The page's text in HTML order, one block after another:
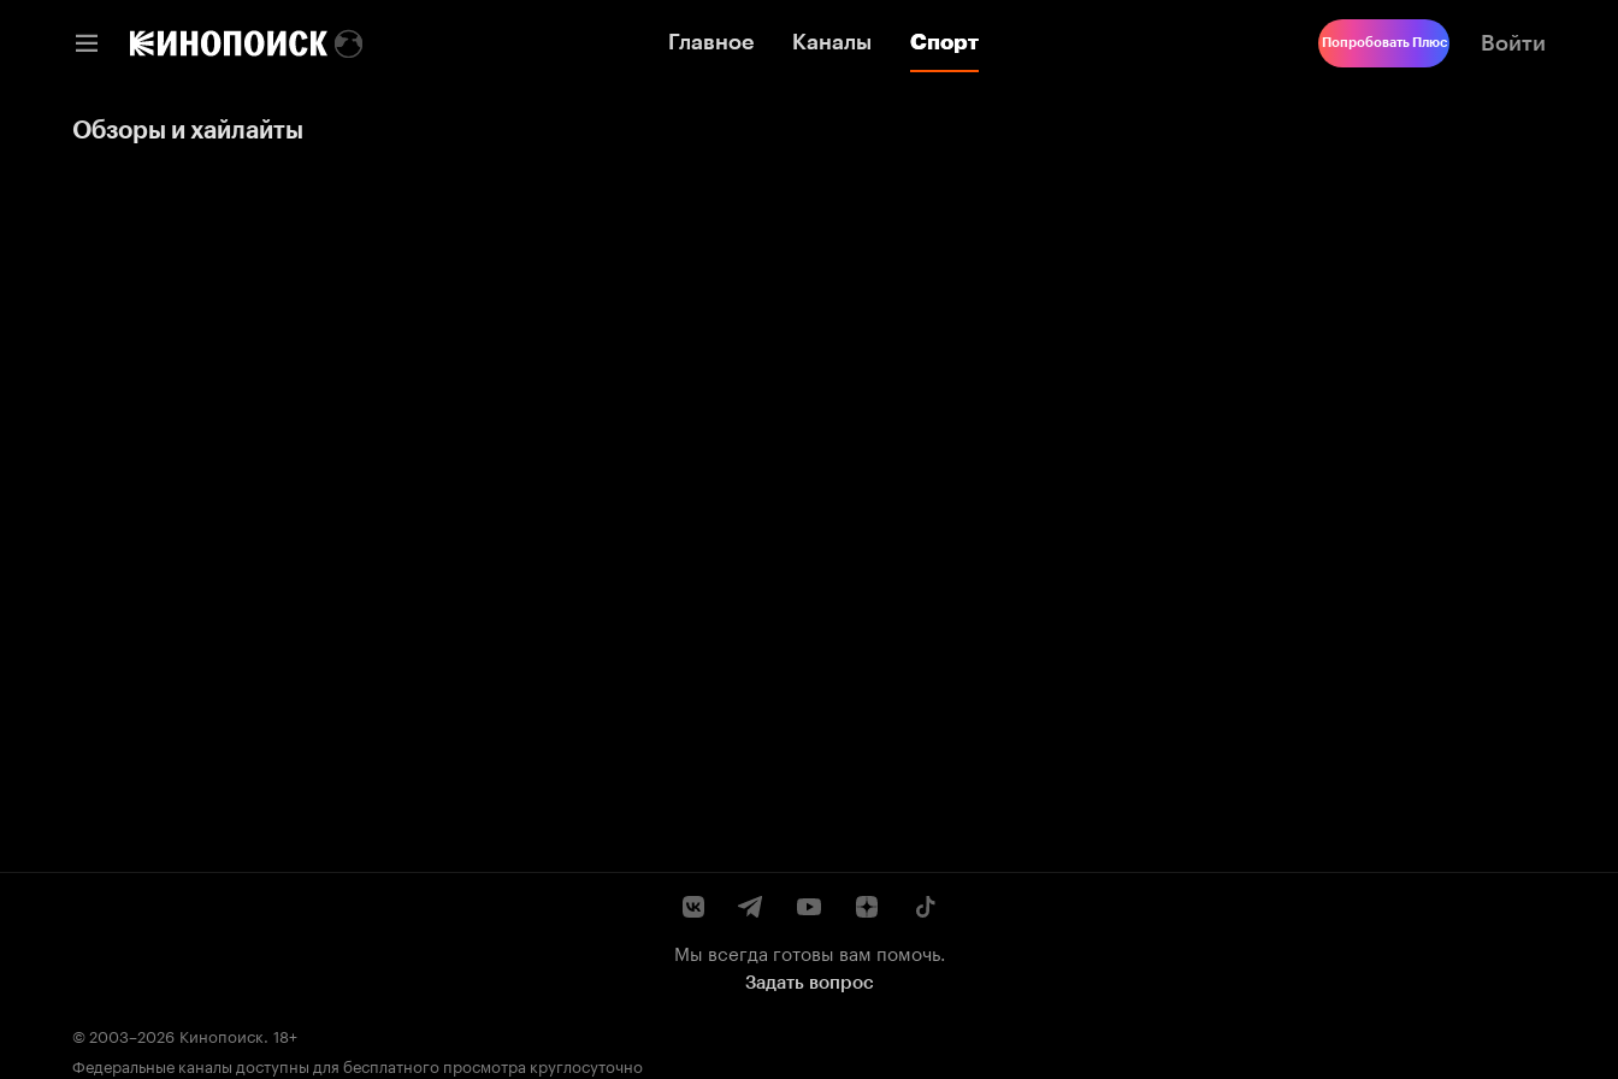
Главное Каналы Спорт
Главное Каналы Спорт Попробовать Плюс Войти
Обзоры и хайлайты
Мы всегда готовы вам помочь.
Задать вопрос
© 2003–2026 Кинопоиск. 18+
Федеральные каналы доступны для бесплатного просмотра круглосуточно